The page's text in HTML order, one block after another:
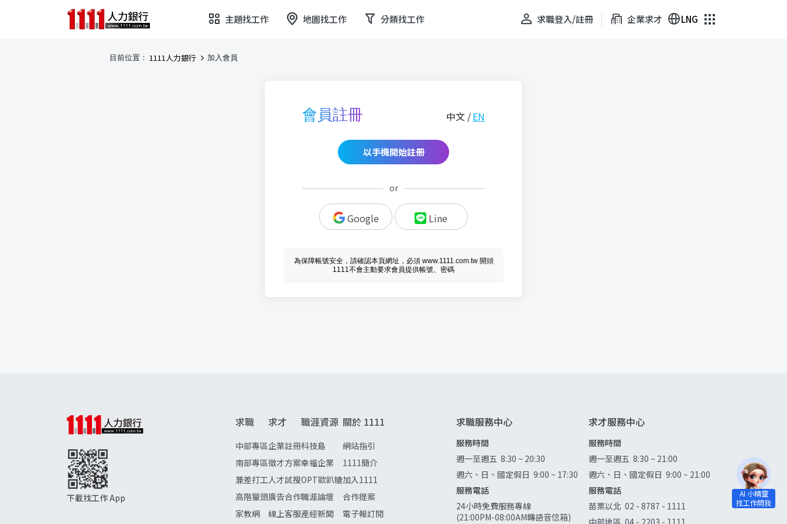
主題找工作 地圖找工作 分類找工作 求職登入/註冊 企業求才 LNG
目前位置： 1111人力銀行 加入會員
會員註冊 中文 /EN
以手機開始註冊
or
Google Line
為保障帳號安全，請確認本頁網址，必須 www.1111.com.tw 開頭
1111不會主動要求會員提供帳號、密碼
下載找工作 App
求職
中部專區
南部專區
兼差打工
高階獵頭
家教網
求才
企業註冊
徵才方案
人才試搜
廣告合作
線上客服
職涯資源
科技島
幸福企業
OPT歐趴糖
職涯論壇
產經新聞
關於 1111
網站指引
1111簡介
加入1111
合作提案
電子報訂閱
求職服務中心
服務時間
週一至週五 8:30 ~ 20:30
週六、日、國定假日 9:00 ~ 17:30
服務電話
24小時免費服務專線
(21:00PM-08:00AM轉語音信箱)
求才服務中心
服務時間
週一至週五 8:30 ~ 21:00
週六、日、國定假日 9:00 ~ 21:00
服務電話
苗栗以北 02 - 8787 - 1111
中部地區 04 - 2203 - 1111